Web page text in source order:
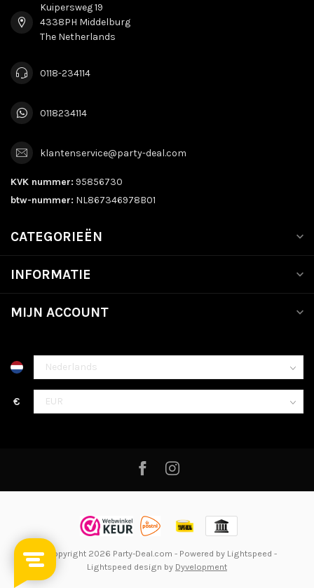
Kuipersweg 19
4338PH Middelburg
The Netherlands
0118-234114
0118234114
klantenservice@party-deal.com
KVK nummer: 95856730
btw-nummer: NL867346978B01
CATEGORIEËN
INFORMATIE
MIJN ACCOUNT
€
© Copyright 2026 Party-Deal.com - Powered by Lightspeed -
Lightspeed design by Dyvelopment